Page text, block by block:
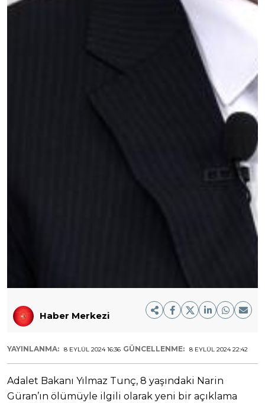
Haber Merkezi
YAYINLANMA: 8 EYLÜL 2024 16:36 GÜNCELLENME: 8 EYLÜL 2024 22:42
Adalet Bakanı Yılmaz Tunç, 8 yaşındaki Narin
Güran’ın ölümüyle ilgili olarak yeni bir açıklama